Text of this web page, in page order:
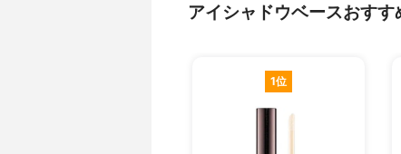
アイシャドウベースおす
1位